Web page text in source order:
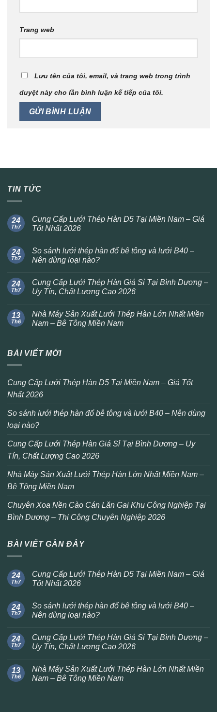
Trang web
Lưu tên của tôi, email, và trang web trong trình
duyệt này cho lần bình luận kế tiếp của tôi.
TIN TỨC
24
Th7
Cung Cấp Lưới Thép Hàn D5 Tại Miền Nam – Giá
Tốt Nhất 2026
24
Th7
So sánh lưới thép hàn đổ bê tông và lưới B40 –
Nên dùng loại nào?
24
Th7
Cung Cấp Lưới Thép Hàn Giá Sỉ Tại Bình Dương –
Uy Tín, Chất Lượng Cao 2026
13
Th6
Nhà Máy Sản Xuất Lưới Thép Hàn Lớn Nhất Miền
Nam – Bê Tông Miền Nam
BÀI VIẾT MỚI
Cung Cấp Lưới Thép Hàn D5 Tại Miền Nam – Giá Tốt
Nhất 2026
So sánh lưới thép hàn đổ bê tông và lưới B40 – Nên dùng
loại nào?
Cung Cấp Lưới Thép Hàn Giá Sỉ Tại Bình Dương – Uy
Tín, Chất Lượng Cao 2026
Nhà Máy Sản Xuất Lưới Thép Hàn Lớn Nhất Miền Nam –
Bê Tông Miền Nam
Chuyên Xoa Nền Cào Cán Lăn Gai Khu Công Nghiệp Tại
Bình Dương – Thi Công Chuyên Nghiệp 2026
BÀI VIẾT GẦN ĐÂY
24
Th7
Cung Cấp Lưới Thép Hàn D5 Tại Miền Nam – Giá
Tốt Nhất 2026
24
Th7
So sánh lưới thép hàn đổ bê tông và lưới B40 –
Nên dùng loại nào?
24
Th7
Cung Cấp Lưới Thép Hàn Giá Sỉ Tại Bình Dương –
Uy Tín, Chất Lượng Cao 2026
13
Th6
Nhà Máy Sản Xuất Lưới Thép Hàn Lớn Nhất Miền
Nam – Bê Tông Miền Nam